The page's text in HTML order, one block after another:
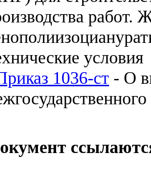
работ.
условия
1036-ст - О